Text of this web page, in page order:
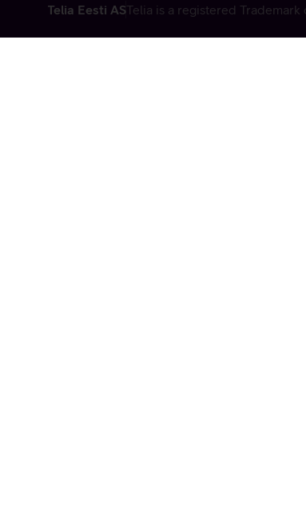
Telia Eesti ASTelia is a registered Trademark